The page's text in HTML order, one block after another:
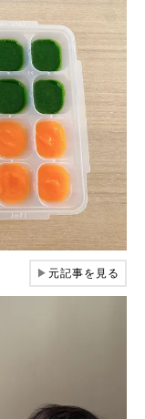
▶元記事を見る